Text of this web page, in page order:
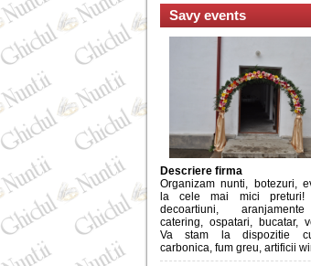
Savy events
Descriere firma
Organizam nunti, botezuri,
la cele mai mici preturi!
decoartiuni,
catering, ospatari, bucatar,
Va stam la dispozitie
carbonica, fum greu, artificii